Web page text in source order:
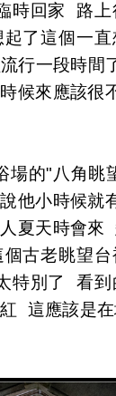
時回家 路上
了這個一直
行一段時間
候來應該很
場的"八角眺
他小時候就
夏天時會來
古老眺望台
特別了 看到
這應該是在